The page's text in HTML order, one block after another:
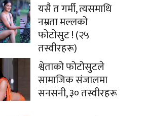
यसै त गर्मी, त्यसमाथि
नम्रता मल्लको
फोटोसुट ! (२५
तस्वीरहरू)
श्वेताको फोटोसुटले
सामाजिक संजालमा
सनसनी, ३० तस्वीरहरू